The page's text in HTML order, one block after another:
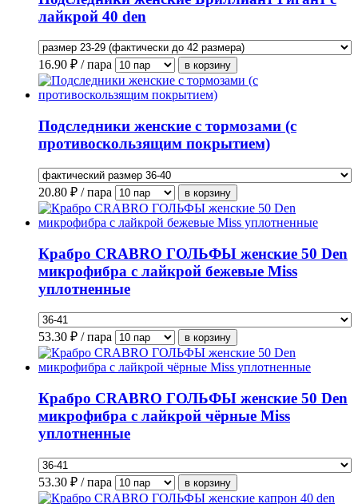
лайкрой 40 den
16.90 ₽ / пара
Подследники женские с тормозами (с
противоскользящим покрытием)
20.80 ₽ / пара
Крабро CRABRO ГОЛЬФЫ женские 50 Den
микрофибра с лайкрой бежевые Miss
уплотненные
53.30 ₽ / пара
Крабро CRABRO ГОЛЬФЫ женские 50 Den
микрофибра с лайкрой чёрные Miss
уплотненные
53.30 ₽ / пара